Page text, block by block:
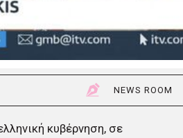
NEWS ROOM
κυβέρνηση, σε